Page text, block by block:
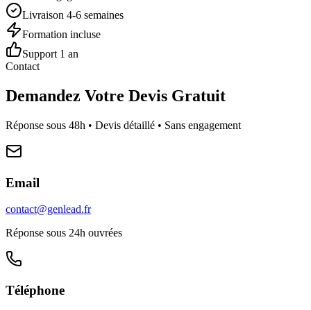
Livraison 4-6 semaines
Formation incluse
Support 1 an
Contact
Demandez Votre Devis Gratuit
Réponse sous 48h • Devis détaillé • Sans engagement
Email
contact@genlead.fr
Réponse sous 24h ouvrées
Téléphone